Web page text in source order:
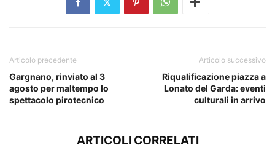
Articolo precedente
Gargnano, rinviato al 3
agosto per maltempo lo
spettacolo pirotecnico
Articolo successivo
Riqualificazione piazza a
Lonato del Garda: eventi
culturali in arrivo
ARTICOLI CORRELATI